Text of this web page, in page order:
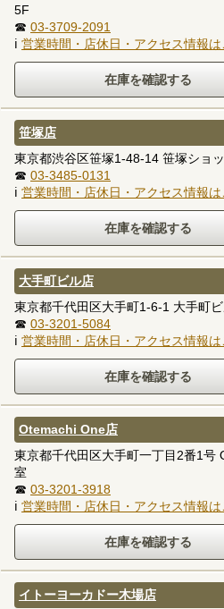
5F
☎ 03-3709-2091
ℹ 営業時間・店休日・アクセス情報は
笹塚店
東京都渋谷区笹塚1-48-14 笹塚ショ
☎ 03-3485-0131
ℹ 営業時間・店休日・アクセス情報は
大手町ビル店
東京都千代田区大手町1-6-1 大手町
☎ 03-3201-5084
ℹ 営業時間・店休日・アクセス情報は
Otemachi One店
東京都千代田区大手町一丁目2番1号
室
☎ 03-3201-3918
ℹ 営業時間・店休日・アクセス情報は
イトーヨーカドー木場店